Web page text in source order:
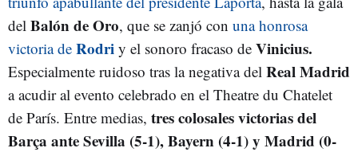
del Balón de Oro, que se zanjó con una honrosa
victoria de Rodri y el sonoro fracaso de Vinicius.
Especialmente ruidoso tras la negativa del Real Madrid
a acudir al evento celebrado en el Theatre du Chatelet
de París. Entre medias, tres colosales victorias del
Barça ante Sevilla (5-1), Bayern (4-1) y Madrid (0-